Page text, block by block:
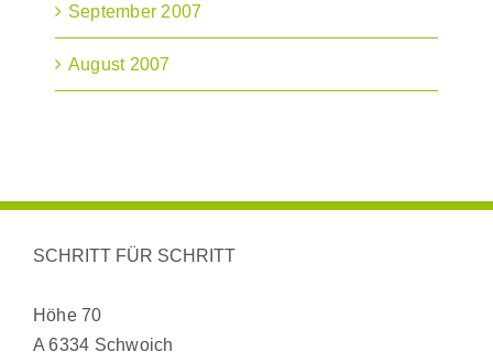
September 2007
August 2007
SCHRITT FÜR SCHRITT
Höhe 70
A 6334 Schwoich